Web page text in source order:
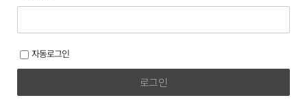
자동로그인
로그인